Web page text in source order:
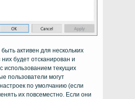
активен для нескольких
будет отсканирован и
использованием текущих
пользователи могут
по умолчанию (если
их повсеместно. Если они